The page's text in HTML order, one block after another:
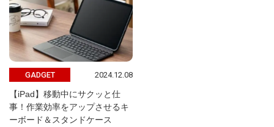
GADGET 2024.12.08
【iPad】移動中にサクッと仕
事！作業効率をアップさせるキ
ーボード＆スタンドケース